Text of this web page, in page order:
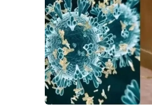
কবে শুরু হচ্ছে ঢাবির ভর্তি